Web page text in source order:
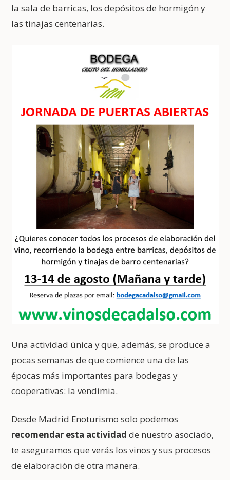
la sala de barricas, los depósitos de hormigón y
las tinajas centenarias.
Una actividad única y que, además, se produce a
pocas semanas de que comience una de las
épocas más importantes para bodegas y
cooperativas: la vendimia.
Desde Madrid Enoturismo solo podemos
recomendar esta actividad de nuestro asociado,
te aseguramos que verás los vinos y sus procesos
de elaboración de otra manera.